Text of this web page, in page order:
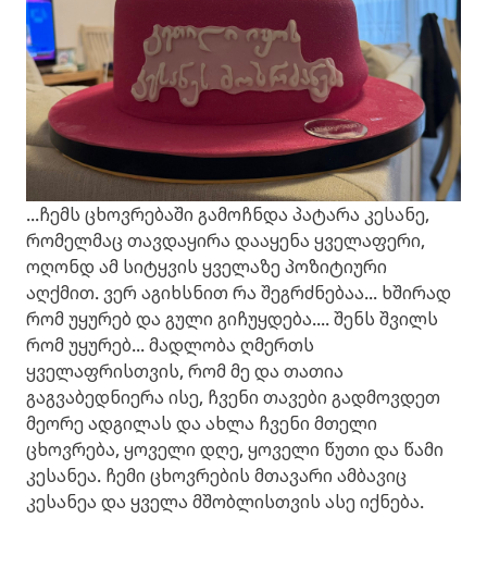
...ჩემს ცხოვრებაში გამოჩნდა პატარა კესანე,
რომელმაც თავდაყირა დააყენა ყველაფერი,
ოღონდ ამ სიტყვის ყველაზე პოზიტიური
აღქმით. ვერ აგიხსნით რა შეგრძნებაა... ხშირად
რომ უყურებ და გული გიჩუყდება.... შენს შვილს
რომ უყურებ... მადლობა ღმერთს
ყველაფრისთვის, რომ მე და თათია
გაგვაბედნიერა ისე, ჩვენი თავები გადმოვდეთ
მეორე ადგილას და ახლა ჩვენი მთელი
ცხოვრება, ყოველი დღე, ყოველი წუთი და წამი
კესანეა. ჩემი ცხოვრების მთავარი ამბავიც
კესანეა და ყველა მშობლისთვის ასე იქნება.